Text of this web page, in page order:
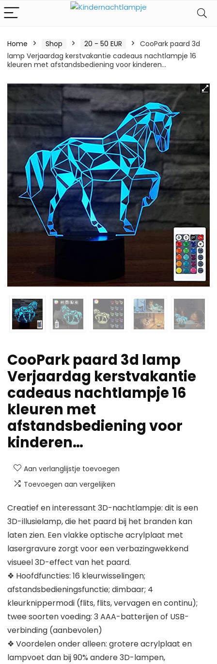
Home Shop 20 - 50 EUR
CooPark paard 3d
lamp Verjaardag kerstvakantie cadeaus nachtlampje 16
kleuren met afstandsbediening voor kinderen…
CooPark paard 3d lamp
Verjaardag kerstvakantie
cadeaus nachtlampje 16
kleuren met
afstandsbediening voor
kinderen…
Aan verlanglijstje toevoegen
Toevoegen aan vergelijken
Creatief en interessant 3D-nachtlampje: dit is een
3D-illusielamp, die het paard bij het branden kan
laten zien. Een vlakke optische acrylplaat met
lasergravure zorgt voor een verbazingwekkend
visueel 3D-effect van het paard.
❖ Hoofdfuncties: 16 kleurwisselingen;
afstandsbedieningsfunctie; dimbaar; 4
kleurknippermodi (flits, flits, vervagen en continu);
twee soorten voeding: 3 AAA-batterijen of USB-
verbinding (aanbevolen)
❖ Voordelen onder alleen: grotere acrylplaat en
lampvoet dan bij 90% andere 3D-lampen,